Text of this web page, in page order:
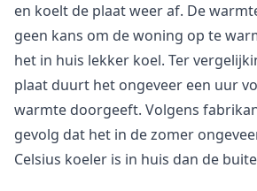
en koelt de plaat weer af. De
geen kans om de woning op te
het in huis lekker koel. Ter
plaat duurt het ongeveer een uur
warmte doorgeeft. Volgens
gevolg dat het in de zomer
Celsius koeler is in huis dan de